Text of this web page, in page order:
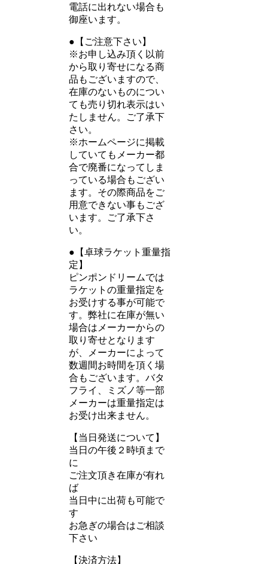
電話に出れない場合も
御座います。
●【ご注意下さい】
※お申し込み頂く以前
から取り寄せになる商
品もございますので、
在庫のないものについ
ても売り切れ表示はい
たしません。ご了承下
さい。
※ホームページに掲載
していてもメーカー都
合で廃番になってしま
っている場合もござい
ます。その際商品をご
用意できない事もござ
います。ご了承下さ
い。
●【卓球ラケット重量指
定】
ピンポンドリームでは
ラケットの重量指定を
お受けする事が可能で
す。弊社に在庫が無い
場合はメーカーからの
取り寄せとなります
が、メーカーによって
数週間お時間を頂く場
合もございます。バタ
フライ、ミズノ等一部
メーカーは重量指定は
お受け出来ません。
【当日発送について】
当日の午後２時頃まで
に
ご注文頂き在庫が有れ
ば
当日中に出荷も可能で
す
お急ぎの場合はご相談
下さい
【決済方法】